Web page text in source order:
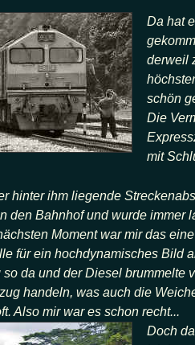
Da hat
derweil
schön
Die
mit
hinter ihm liegende
den Bahnhof und wurde immer
Moment war mir das
für ein hochdynamisches Bild
so da und der Diesel brummelte
handeln, was auch die
Also mir war es schon recht...
Doch